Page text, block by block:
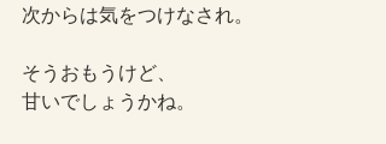
次からは気をつけなされ。
そうおもうけど、
甘いでしょうかね。